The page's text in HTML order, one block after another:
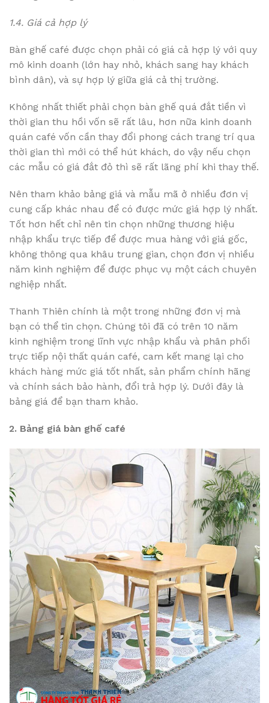
1.4. Giá cả hợp lý
Bàn ghế café được chọn phải có giá cả hợp lý với quy
mô kinh doanh (lớn hay nhỏ, khách sang hay khách
bình dân), và sự hợp lý giữa giá cả thị trường.
Không nhất thiết phải chọn bàn ghế quá đắt tiền vì
thời gian thu hồi vốn sẽ rất lâu, hơn nữa kinh doanh
quán café vốn cần thay đổi phong cách trang trí qua
thời gian thì mới có thể hút khách, do vậy nếu chọn
các mẫu có giá đắt đỏ thì sẽ rất lãng phí khi thay thế.
Nên tham khảo bảng giá và mẫu mã ở nhiều đơn vị
cung cấp khác nhau để có được mức giá hợp lý nhất.
Tốt hơn hết chỉ nên tin chọn những thương hiệu
nhập khẩu trực tiếp để được mua hàng với giá gốc,
không thông qua khâu trung gian, chọn đơn vị nhiều
năm kinh nghiệm để được phục vụ một cách chuyên
nghiệp nhất.
Thanh Thiên chính là một trong những đơn vị mà
bạn có thể tin chọn. Chúng tôi đã có trên 10 năm
kinh nghiệm trong lĩnh vực nhập khẩu và phân phối
trực tiếp nội thất quán café, cam kết mang lại cho
khách hàng mức giá tốt nhất, sản phẩm chính hãng
và chính sách bảo hành, đổi trả hợp lý. Dưới đây là
bảng giá để bạn tham khảo.
2. Bảng giá bàn ghế café